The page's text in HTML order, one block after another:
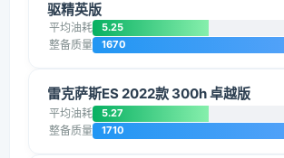
驱精英版
平均油耗 5.25
整备质量 1670
雷克萨斯ES 2022款 300h 卓越版
平均油耗 5.27
整备质量 1710